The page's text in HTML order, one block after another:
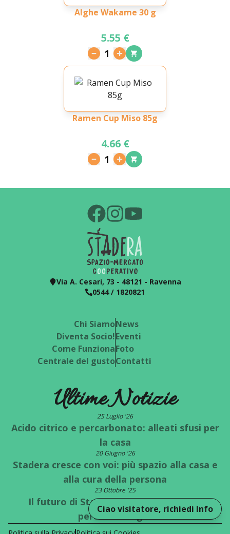
Alghe Wakame 30 g
5.55 €
1
Ramen Cup Miso 85g
4.66 €
1
Ciao visitatore, richiedi Info
Via A. Cesari, 73 - 48121 - Ravenna
0544 / 1820821
Chi Siamo
Diventa Socio!
Come Funziona
Centrale del gusto
News
Eventi
Foto
Contatti
Ultime Notizie
25 Luglio '26
Acido citrico e percarbonato: alleati sfusi per
la casa
20 Giugno '26
Stadera cresce con voi: più spazio alla casa e
alla cura della persona
23 Ottobre '25
Il futuro di Stadera è a un bivio: quale
percorso scegli?